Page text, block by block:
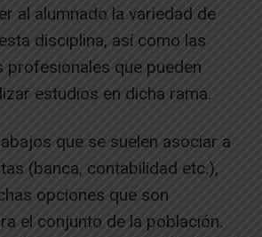
al alumnado la variedad de
disciplina, así como las
profesionales que pueden
estudios en dicha rama.
que se suelen asociar a
(banca, contabilidad etc.),
opciones que son
el conjunto de la población.